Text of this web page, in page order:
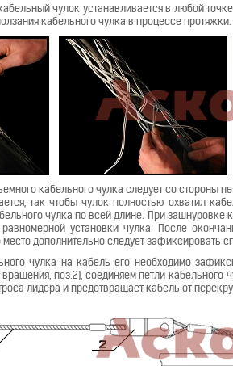
чулок устанавливается в любой
кабельного чулка в процессе протяжки.
кабельного чулка следует со стороны
так чтобы чулок полностью охватил
чулка по всей длине. При
установки чулка. После
место дополнительно следует зафиксировать
чулка на кабель его необходимо
поз.2), соединяем петли
лидера и предотвращает кабель от